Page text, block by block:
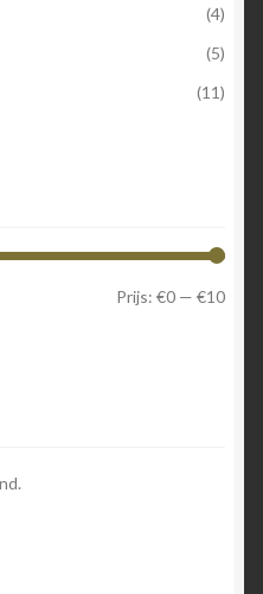
(4)
(5)
(11)
Min.
Max.
Prijs: €0 — €10